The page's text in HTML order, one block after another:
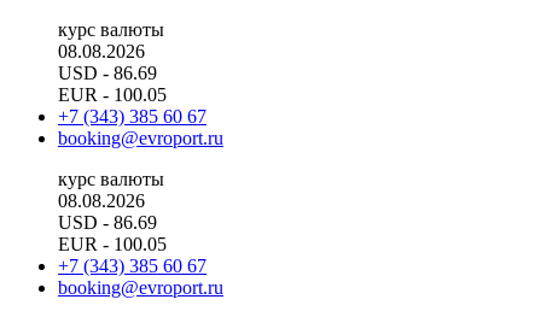
курс валюты
08.08.2026
USD - 86.69
EUR - 100.05
+7 (343) 385 60 67
booking@evroport.ru
курс валюты
08.08.2026
USD - 86.69
EUR - 100.05
+7 (343) 385 60 67
booking@evroport.ru